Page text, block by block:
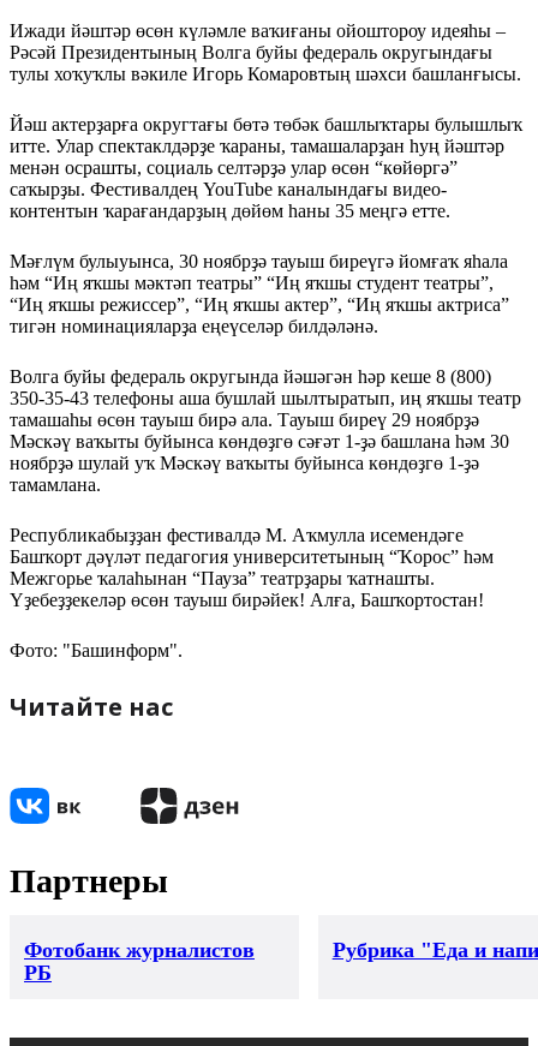
Ижади йәштәр өсөн күләмле ваҡиғаны ойоштороу идеяһы –
Рәсәй Президентының Волга буйы федераль округындағы
тулы хоҡуҡлы вәкиле Игорь Комаровтың шәхси башланғысы.
Йәш актерҙарға округтағы бөтә төбәк башлыҡтары булышлыҡ
итте. Улар спектаклдәрҙе ҡараны, тамашаларҙан һуң йәштәр
менән осрашты, социаль селтәрҙә улар өсөн “көйөргә”
саҡырҙы. Фестивалдең YouTube каналындағы видео-
контентын ҡарағандарҙың дөйөм һаны 35 меңгә етте.
Мәғлүм булыуынса, 30 ноябрҙә тауыш биреүгә йомғаҡ яһала
һәм “Иң яҡшы мәктәп театры” “Иң яҡшы студент театры”,
“Иң яҡшы режиссер”, “Иң яҡшы актер”, “Иң яҡшы актриса”
тигән номинацияларҙа еңеүселәр билдәләнә.
Волга буйы федераль округында йәшәгән һәр кеше 8 (800)
350-35-43 телефоны аша бушлай шылтыратып, иң яҡшы театр
тамашаһы өсөн тауыш бирә ала. Тауыш биреү 29 ноябрҙә
Мәскәү ваҡыты буйынса көндөҙгө сәғәт 1-ҙә башлана һәм 30
ноябрҙә шулай уҡ Мәскәү ваҡыты буйынса көндөҙгө 1-ҙә
тамамлана.
Республикабыҙҙан фестивалдә М. Аҡмулла исемендәге
Башҡорт дәүләт педагогия университетының “Ҡорос” һәм
Межгорье ҡалаһынан “Пауза” театрҙары ҡатнашты.
Үҙебеҙҙекеләр өсөн тауыш бирәйек! Алға, Башҡортостан!
Фото: "Башинформ".
Читайте нас
Партнеры
Фотобанк журналистов
РБ
Рубрика "Еда и